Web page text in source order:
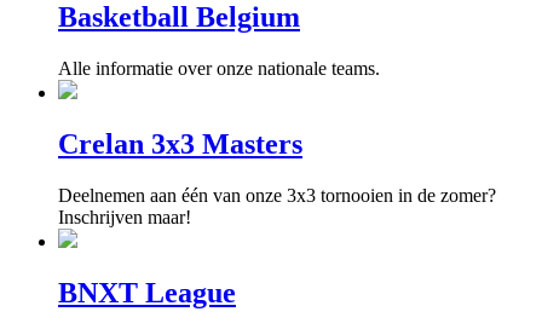
Basketball Belgium
Alle informatie over onze nationale teams.
Crelan 3x3 Masters
Deelnemen aan één van onze 3x3 tornooien in de zomer?
Inschrijven maar!
BNXT League